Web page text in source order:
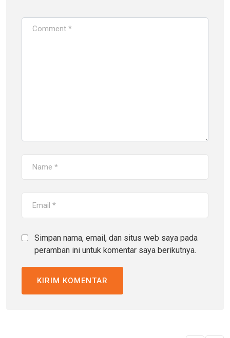
Simpan nama, email, dan situs web saya pada
peramban ini untuk komentar saya berikutnya.